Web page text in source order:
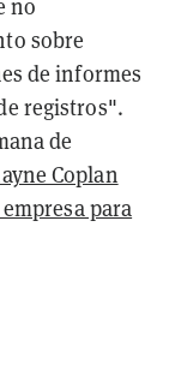
no
sobre
de informes
registros".
de
Coplan
para